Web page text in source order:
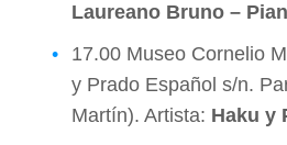
Laureano Bruno –
17.00 Museo Cornelio
y Prado Español s/n.
Martín). Artista: Haku y